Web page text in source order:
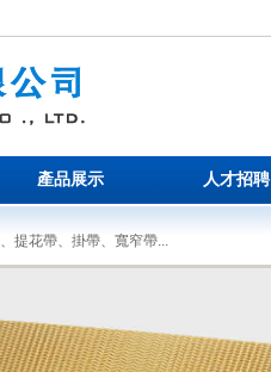
產品展示 人才招聘
提花帶、掛帶、寬窄帶...